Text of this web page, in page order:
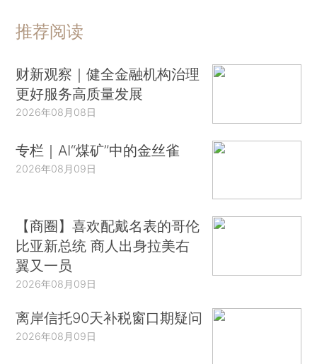
推荐阅读
财新观察｜健全金融机构治理
更好服务高质量发展
2026年08月08日
专栏｜AI“煤矿”中的金丝雀
2026年08月09日
【商圈】喜欢配戴名表的哥伦
比亚新总统 商人出身拉美右
翼又一员
2026年08月09日
离岸信托90天补税窗口期疑问
2026年08月09日